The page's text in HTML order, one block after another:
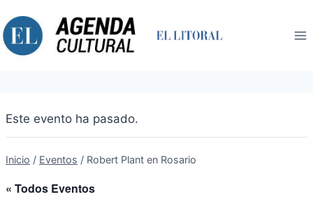
al
contenido
Este evento ha pasado.
Inicio / Eventos / Robert Plant en Rosario
« Todos Eventos